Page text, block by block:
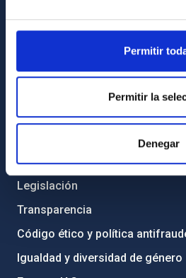
Permitir
Permitir la
Denegar
Contacto
Directorio de personal
Registro general
Legislación
Transparencia
Código ético y política
Igualdad y diversidad de género